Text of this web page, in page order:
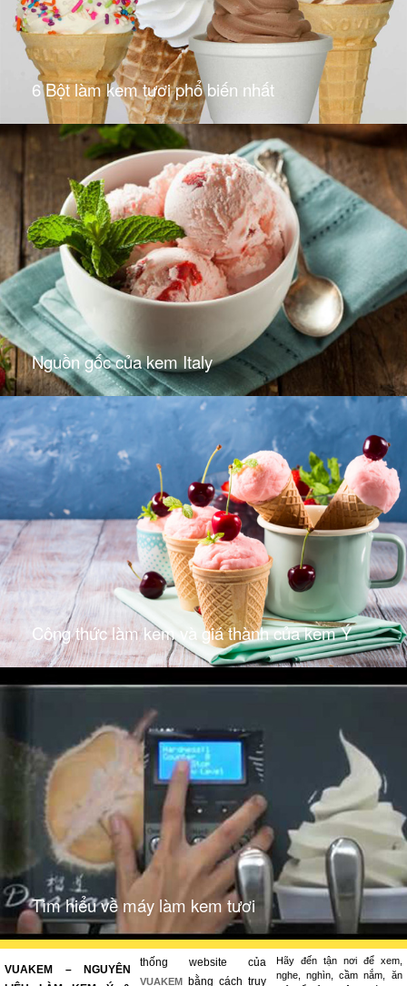
6 Bột làm kem tươi phổ biến nhất
Nguồn gốc của kem Italy
Công thức làm kem và giá thành của kem Ý
Tìm hiểu về máy làm kem tươi
VUAKEM – NGUYÊN
thống website của
VUAKEM bằng cách truy
Hãy đến tận nơi để xem,
nghe, nghìn, cầm nắm, ăn